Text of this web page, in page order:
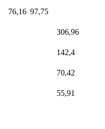
76,16 97,75
306,96
142,4
70,42
55,91